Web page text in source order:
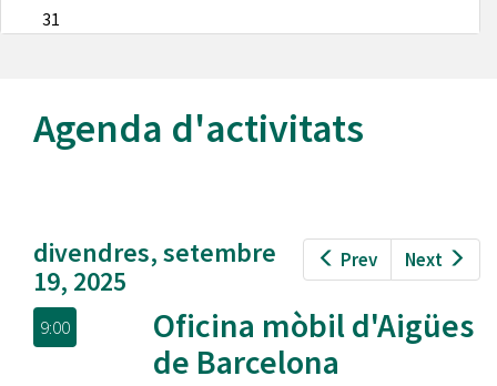
31
Agenda d'activitats
Prev Next
divendres, setembre
19, 2025
9:00
Oficina mòbil d'Aigües
de Barcelona